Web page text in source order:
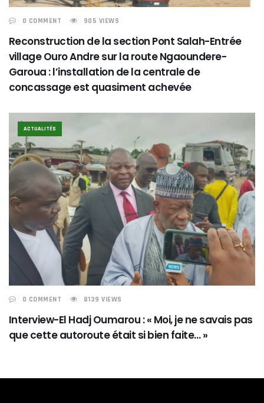
0 COMMENT 905 VIEWS
Reconstruction de la section Pont Salah-Entrée
village Ouro Andre sur la route Ngaoundere-
Garoua : l’installation de la centrale de
concassage est quasiment achevée
ACTUALITÉS
0 COMMENT 8139 VIEWS
Interview-El Hadj Oumarou : « Moi, je ne savais pas
que cette autoroute était si bien faite… »